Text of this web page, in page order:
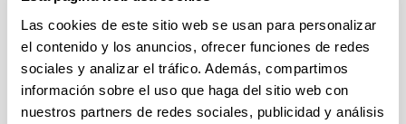
Las cookies de este sitio web se usan para personalizar
el contenido y los anuncios, ofrecer funciones de redes
sociales y analizar el tráfico. Además, compartimos
información sobre el uso que haga del sitio web con
nuestros partners de redes sociales, publicidad y análisis
Curriculum Vitae
Docencia de Grado en la UPV/EHU
Docencia de Postgrado
Investigación